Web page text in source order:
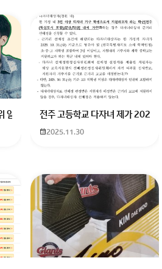
[X]를 누르면 내용이 보입니다
알고싶어요 임영웅 11월 브랜드평판에서
전주 고등학교 다자녀 제가 2027
2025.11.30